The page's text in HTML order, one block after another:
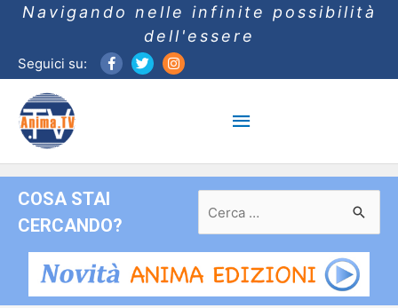
Navigando nelle infinite possibilità
dell'essere
Seguici su:
Menu
principale
COSA STAI
CERCANDO?
per: